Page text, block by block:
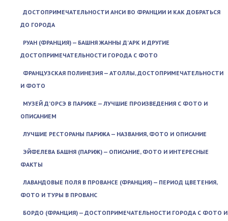
ДОСТОПРИМЕЧАТЕЛЬНОСТИ АНСИ ВО ФРАНЦИИ И КАК ДОБРАТЬСЯ
ДО ГОРОДА
РУАН (ФРАНЦИЯ) — БАШНЯ ЖАННЫ Д’АРК И ДРУГИЕ
ДОСТОПРИМЕЧАТЕЛЬНОСТИ ГОРОДА С ФОТО
ФРАНЦУЗСКАЯ ПОЛИНЕЗИЯ — АТОЛЛЫ, ДОСТОПРИМЕЧАТЕЛЬНОСТИ
И ФОТО
МУЗЕЙ Д’ОРСЭ В ПАРИЖЕ — ЛУЧШИЕ ПРОИЗВЕДЕНИЯ С ФОТО И
ОПИСАНИЕМ
ЛУЧШИЕ РЕСТОРАНЫ ПАРИЖА — НАЗВАНИЯ, ФОТО И ОПИСАНИЕ
ЭЙФЕЛЕВА БАШНЯ (ПАРИЖ) — ОПИСАНИЕ, ФОТО И ИНТЕРЕСНЫЕ
ФАКТЫ
ЛАВАНДОВЫЕ ПОЛЯ В ПРОВАНСЕ (ФРАНЦИЯ) — ПЕРИОД ЦВЕТЕНИЯ,
ФОТО И ТУРЫ В ПРОВАНС
БОРДО (ФРАНЦИЯ) — ДОСТОПРИМЕЧАТЕЛЬНОСТИ ГОРОДА С ФОТО И